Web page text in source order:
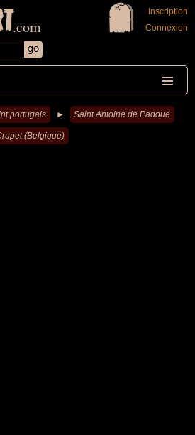
.com
Inscription
Connexion
portugais ► Saint Antoine de Padoue
(Belgique)